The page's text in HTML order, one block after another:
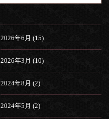
2026年6月 (15)
2026年3月 (10)
2024年8月 (2)
2024年5月 (2)